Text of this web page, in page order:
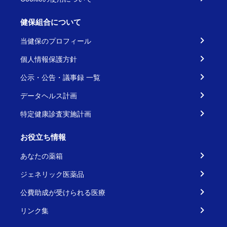
健保組合について
当健保のプロフィール
個人情報保護方針
公示・公告・議事録 一覧
データヘルス計画
特定健康診査実施計画
お役立ち情報
あなたの薬箱
ジェネリック医薬品
公費助成が受けられる医療
リンク集